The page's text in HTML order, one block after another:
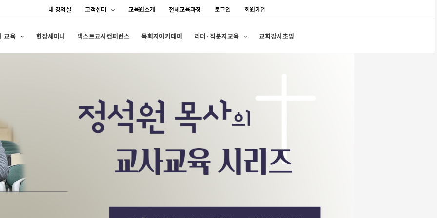
내 강의실 고객센터 교육원소개 전체교육과정 로그인 회원가입
교육 현장세미나 넥스트교사컨퍼런스 목회자아카데미 리더·직분자교육 교회강사초빙